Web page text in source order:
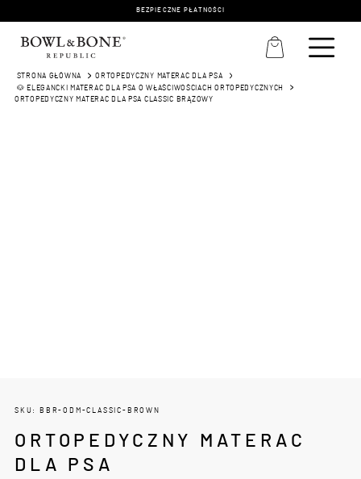
BEZPIECZNE PŁATNOŚCI
STRONA GŁÓWNA
ORTOPEDYCZNY MATERAC DLA PSA
🐶 ELEGANCKI MATERAC DLA PSA O WŁAŚCIWOŚCIACH ORTOPEDYCZNYCH
ORTOPEDYCZNY MATERAC DLA PSA CLASSIC BRĄZOWY
SKU: BBR-ODM-CLASSIC-BROWN
ORTOPEDYCZNY MATERAC
DLA PSA